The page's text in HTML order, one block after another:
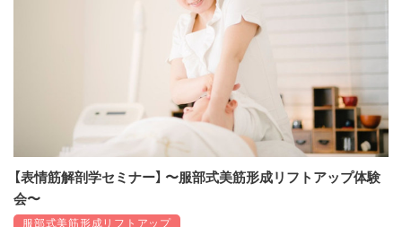
【表情筋解剖学セミナー】 〜服部式美筋形成リフトアップ体験
会〜
服部式美筋形成リフトアップ